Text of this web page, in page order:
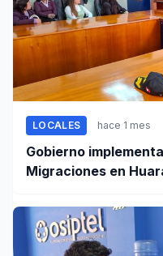
LOCALES hace 1 mes
Gobierno
Migraciones en